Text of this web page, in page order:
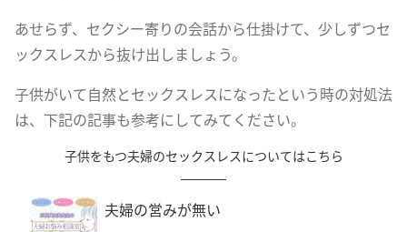
あせらず、セクシー寄りの会話から仕掛けて、少しずつセ
ックスレスから抜け出しましょう。
子供がいて自然とセックスレスになったという時の対処法
は、下記の記事も参考にしてみてください。
子供をもつ夫婦のセックスレスについてはこちら
夫婦の営みが無い